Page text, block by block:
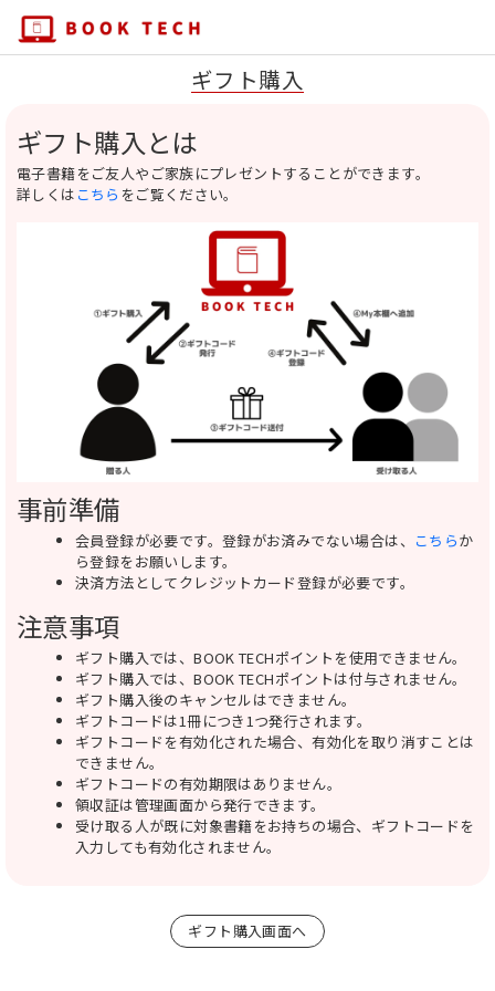
ギフト購入
ギフト購入とは
電子書籍をご友人やご家族にプレゼントすることができます。
詳しくは こちら をご覧ください。
事前準備
会員登録が必要です。登録がお済みでない場合は、 こちらか
ら登録をお願いします。
決済方法としてクレジットカード登録が必要です。
注意事項
ギフト購入では、BOOK TECHポイントを使用できません。
ギフト購入では、BOOK TECHポイントは付与されません。
ギフト購入後のキャンセルはできません。
ギフトコードは1冊につき1つ発行されます。
ギフトコードを有効化された場合、有効化を取り消すことは
できません。
ギフトコードの有効期限はありません。
領収証は管理画面から発行できます。
受け取る人が既に対象書籍をお持ちの場合、ギフトコードを
入力しても有効化されません。
ギフト購入画面へ